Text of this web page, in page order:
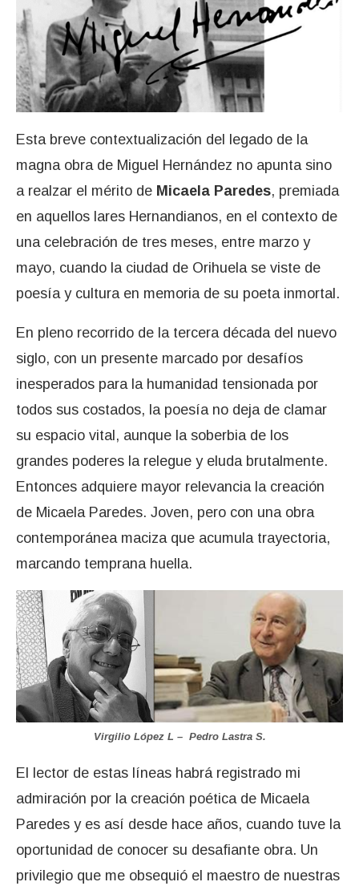
Esta breve contextualización del legado de la
magna obra de Miguel Hernández no apunta sino
a realzar el mérito de Micaela Paredes, premiada
en aquellos lares Hernandianos, en el contexto de
una celebración de tres meses, entre marzo y
mayo, cuando la ciudad de Orihuela se viste de
poesía y cultura en memoria de su poeta inmortal.
En pleno recorrido de la tercera década del nuevo
siglo, con un presente marcado por desafíos
inesperados para la humanidad tensionada por
todos sus costados, la poesía no deja de clamar
su espacio vital, aunque la soberbia de los
grandes poderes la relegue y eluda brutalmente.
Entonces adquiere mayor relevancia la creación
de Micaela Paredes. Joven, pero con una obra
contemporánea maciza que acumula trayectoria,
marcando temprana huella.
Virgilio López L – Pedro Lastra S.
El lector de estas líneas habrá registrado mi
admiración por la creación poética de Micaela
Paredes y es así desde hace años, cuando tuve la
oportunidad de conocer su desafiante obra. Un
privilegio que me obsequió el maestro de nuestras